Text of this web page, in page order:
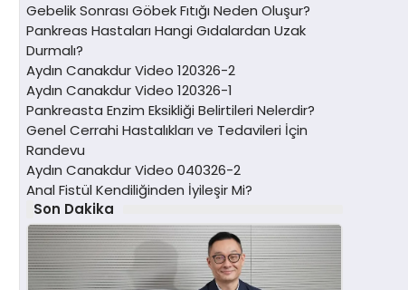
Gebelik Sonrası Göbek Fıtığı Neden Oluşur?
Pankreas Hastaları Hangi Gıdalardan Uzak
Durmalı?
Aydın Canakdur Video 120326-2
Aydın Canakdur Video 120326-1
Pankreasta Enzim Eksikliği Belirtileri Nelerdir?
Genel Cerrahi Hastalıkları ve Tedavileri İçin
Randevu
Aydın Canakdur Video 040326-2
Anal Fistül Kendiliğinden İyileşir Mi?
Son Dakika